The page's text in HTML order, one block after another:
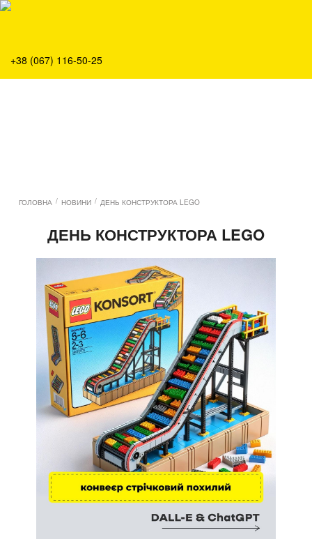
+38 (067) 116-50-25
Про нас
Сервіс
Рішення
ГОЛОВНА / НОВИНИ / ДЕНЬ КОНСТРУКТОРА LEGO
ДЕНЬ КОНСТРУКТОРА LEGO